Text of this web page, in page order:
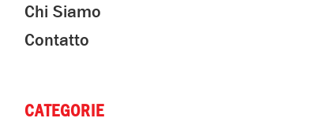
Chi Siamo
Contatto
CATEGORIE